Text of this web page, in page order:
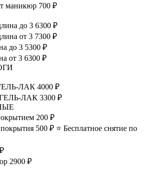
маникюр 700 ₽
до 3 6300 ₽
от 3 7300 ₽
до 3 5300 ₽
от 3 6300 ₽
ЛАК 4000 ₽
ЛАК 3300 ₽
200 ₽
500 ₽ ⭐️ Бесплатное снятие по
2900 ₽